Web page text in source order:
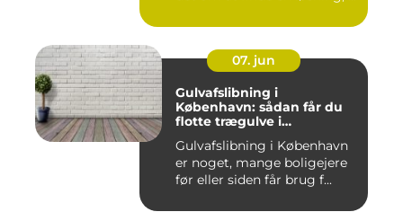
07. jun
Gulvafslibning i
København: sådan får du
flotte trægulve i
Gulvafslibning i København
er noget, mange boligejere
før eller siden får brug f...